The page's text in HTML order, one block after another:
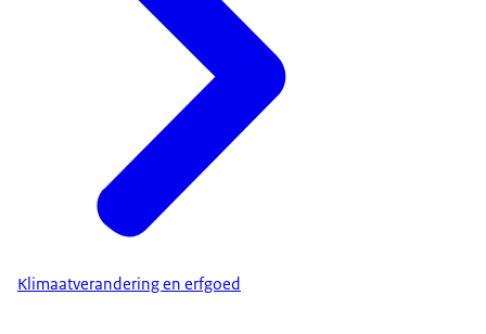
Klimaatverandering en erfgoed